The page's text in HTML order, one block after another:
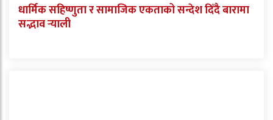
धार्मिक सहिष्णुता र सामाजिक एकताको सन्देश दिँदै बारामा
सद्भाव र्‍याली